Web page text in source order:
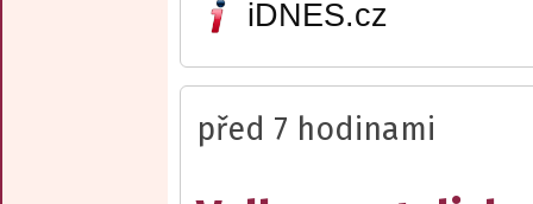
iDNES.cz
před 7 hodinami